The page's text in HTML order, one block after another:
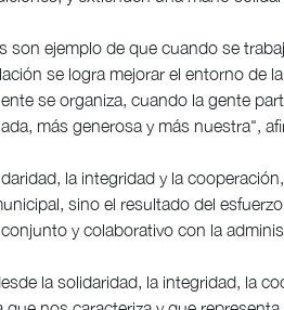
son ejemplo de que cuando se
se logra mejorar el entorno de
se organiza, cuando la gente
más generosa y más nuestra",
la integridad y la
sino el resultado del
y colaborativo con la
la solidaridad, la integridad, la